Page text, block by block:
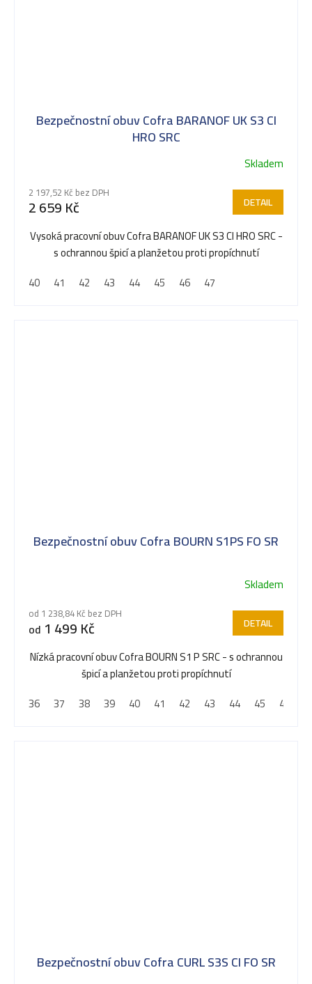
Bezpečnostní obuv Cofra BARANOF UK S3 CI
HRO SRC
hodnocení
produktu
je
5,0
hvězdiček.
Skladem
2 197,52 Kč bez DPH
2 659 Kč DETAIL
Vysoká pracovní obuv Cofra BARANOF UK S3 CI HRO SRC -
s ochrannou špicí a planžetou proti propíchnutí
40
41 42 43 44 45 46 47
Bezpečnostní obuv Cofra BOURN S1PS FO SR
hodnocení
produktu
je
5,0
hvězdiček.
Skladem
od 1 238,84 Kč bez DPH
od 1 499 Kč DETAIL
Nízká pracovní obuv Cofra BOURN S1 P SRC - s ochrannou
špicí a planžetou proti propíchnutí
36
37 38 39 40 41 42 43 44 45 46
Bezpečnostní obuv Cofra CURL S3S CI FO SR